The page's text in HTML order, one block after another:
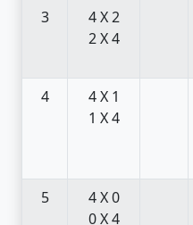
3
4 X 2
2 X 4
4
4 X 1
1 X 4
5
4 X 0
0 X 4